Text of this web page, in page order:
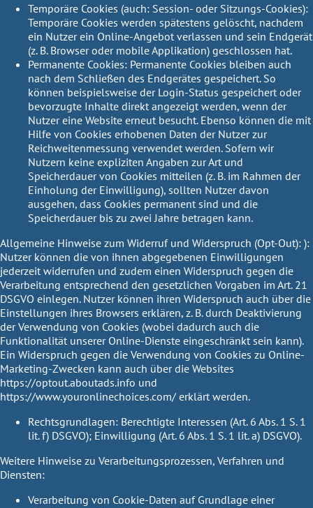
Temporäre Cookies (auch: Session- oder Sitzungs-Cookies):
Temporäre Cookies werden spätestens gelöscht, nachdem
ein Nutzer ein Online-Angebot verlassen und sein Endgerät
(z. B. Browser oder mobile Applikation) geschlossen hat.
Permanente Cookies: Permanente Cookies bleiben auch
nach dem Schließen des Endgerätes gespeichert. So
können beispielsweise der Login-Status gespeichert oder
bevorzugte Inhalte direkt angezeigt werden, wenn der
Nutzer eine Website erneut besucht. Ebenso können die mit
Hilfe von Cookies erhobenen Daten der Nutzer zur
Reichweitenmessung verwendet werden. Sofern wir
Nutzern keine expliziten Angaben zur Art und
Speicherdauer von Cookies mitteilen (z. B. im Rahmen der
Einholung der Einwilligung), sollten Nutzer davon
ausgehen, dass Cookies permanent sind und die
Speicherdauer bis zu zwei Jahre betragen kann.
Allgemeine Hinweise zum Widerruf und Widerspruch (Opt-Out): ):
Nutzer können die von ihnen abgegebenen Einwilligungen
jederzeit widerrufen und zudem einen Widerspruch gegen die
Verarbeitung entsprechend den gesetzlichen Vorgaben im Art. 21
DSGVO einlegen. Nutzer können ihren Widerspruch auch über die
Einstellungen ihres Browsers erklären, z. B. durch Deaktivierung
der Verwendung von Cookies (wobei dadurch auch die
Funktionalität unserer Online-Dienste eingeschränkt sein kann).
Ein Widerspruch gegen die Verwendung von Cookies zu Online-
Marketing-Zwecken kann auch über die Websites
https://optout.aboutads.info und
https://www.youronlinechoices.com/ erklärt werden.
Rechtsgrundlagen: Berechtigte Interessen (Art. 6 Abs. 1 S. 1
lit. f) DSGVO); Einwilligung (Art. 6 Abs. 1 S. 1 lit. a) DSGVO).
Weitere Hinweise zu Verarbeitungsprozessen, Verfahren und
Diensten:
Verarbeitung von Cookie-Daten auf Grundlage einer